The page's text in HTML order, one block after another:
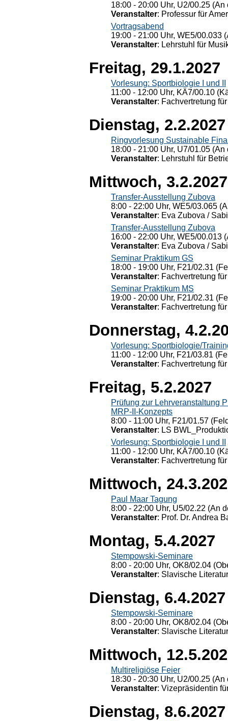
18:00 - 20:00 Uhr, U2/00.25
Veranstalter: Professur für
Vortragsabend
19:00 - 21:00 Uhr, WE5/00.033
Veranstalter: Lehrstuhl für
Freitag, 29.1.2027
Vorlesung: Sportbiologie I und II
11:00 - 12:00 Uhr, KÄ7/00.10
Veranstalter: Fachvertretung
Dienstag, 2.2.2027
Ringvorlesung Sustainable
18:00 - 21:00 Uhr, U7/01.05
Veranstalter: Lehrstuhl für
Mittwoch, 3.2.2027
Transfer-Ausstellung Zubova
8:00 - 22:00 Uhr, WE5/03.065
Veranstalter: Eva Zubova /
Transfer-Ausstellung Zubova
16:00 - 22:00 Uhr, WE5/00.013
Veranstalter: Eva Zubova /
Seminar Praktikum GS
18:00 - 19:00 Uhr, F21/02.31
Veranstalter: Fachvertretung
Seminar Praktikum MS
19:00 - 20:00 Uhr, F21/02.31
Veranstalter: Fachvertretung
Donnerstag,
Vorlesung: Sportbiologie/
11:00 - 12:00 Uhr, F21/03.81
Veranstalter: Fachvertretung
Freitag, 5.2.2027
Prüfung zur Lehrveranstaltung
MRP-II-Konzepts
8:00 - 11:00 Uhr, F21/01.57
Veranstalter: LS
Vorlesung: Sportbiologie I und II
11:00 - 12:00 Uhr, KÄ7/00.10
Veranstalter: Fachvertretung
Mittwoch,
Paul Maar Tagung
8:00 - 22:00 Uhr, U5/02.22 (An
Veranstalter: Prof. Dr. Andrea
Montag, 5.4.2027
Stempowski-Seminare
8:00 - 20:00 Uhr, OK8/02.04
Veranstalter: Slavische
Dienstag, 6.4.2027
Stempowski-Seminare
8:00 - 20:00 Uhr, OK8/02.04
Veranstalter: Slavische
Mittwoch,
Multireligiöse Feier
18:30 - 20:30 Uhr, U2/00.25
Veranstalter: Vizepräsidentin
Dienstag, 8.6.2027